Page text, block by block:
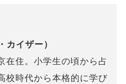
カイザー）
在住。小学生の頃から占
校時代から本格的に学び